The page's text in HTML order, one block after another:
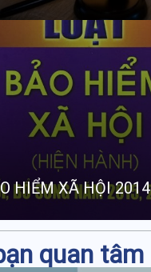
HIỂM XÃ HỘI 2014
quan tâm